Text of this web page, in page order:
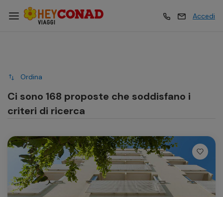
Esperienze
Crociere
Accedi
Esperienze
Crociere
Ordina
Ci sono 168 proposte che soddisfano i
criteri di ricerca